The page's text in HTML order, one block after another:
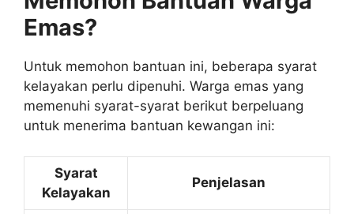
Emas?
Untuk memohon bantuan ini, beberapa syarat
kelayakan perlu dipenuhi. Warga emas yang
memenuhi syarat-syarat berikut berpeluang
untuk menerima bantuan kewangan ini:
Syarat
Kelayakan
Penjelasan